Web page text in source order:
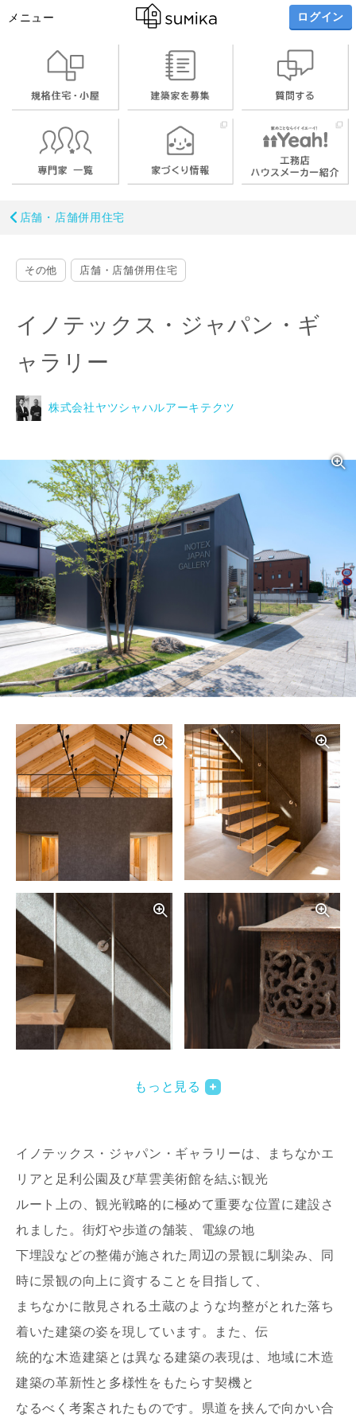
メニュー ログイン
店舗・店舗併用住宅
その他 店舗・店舗併用住宅
イノテックス・ジャパン・ギ
ャラリー
株式会社ヤツシャハルアーキテクツ
写真を拡大する
写真を拡大する
写真を拡大する
もっと見る
イノテックス・ジャパン・ギャラリーは、まちなかエ
リアと足利公園及び草雲美術館を結ぶ観光
ルート上の、観光戦略的に極めて重要な位置に建設さ
れました。街灯や歩道の舗装、電線の地
下埋設などの整備が施された周辺の景観に馴染み、同
時に景観の向上に資することを目指して、
まちなかに散見される土蔵のような均整がとれた落ち
着いた建築の姿を現しています。また、伝
統的な木造建築とは異なる建築の表現は、地域に木造
建築の革新性と多様性をもたらす契機と
なるべく考案されたものです。県道を挟んで向かい合